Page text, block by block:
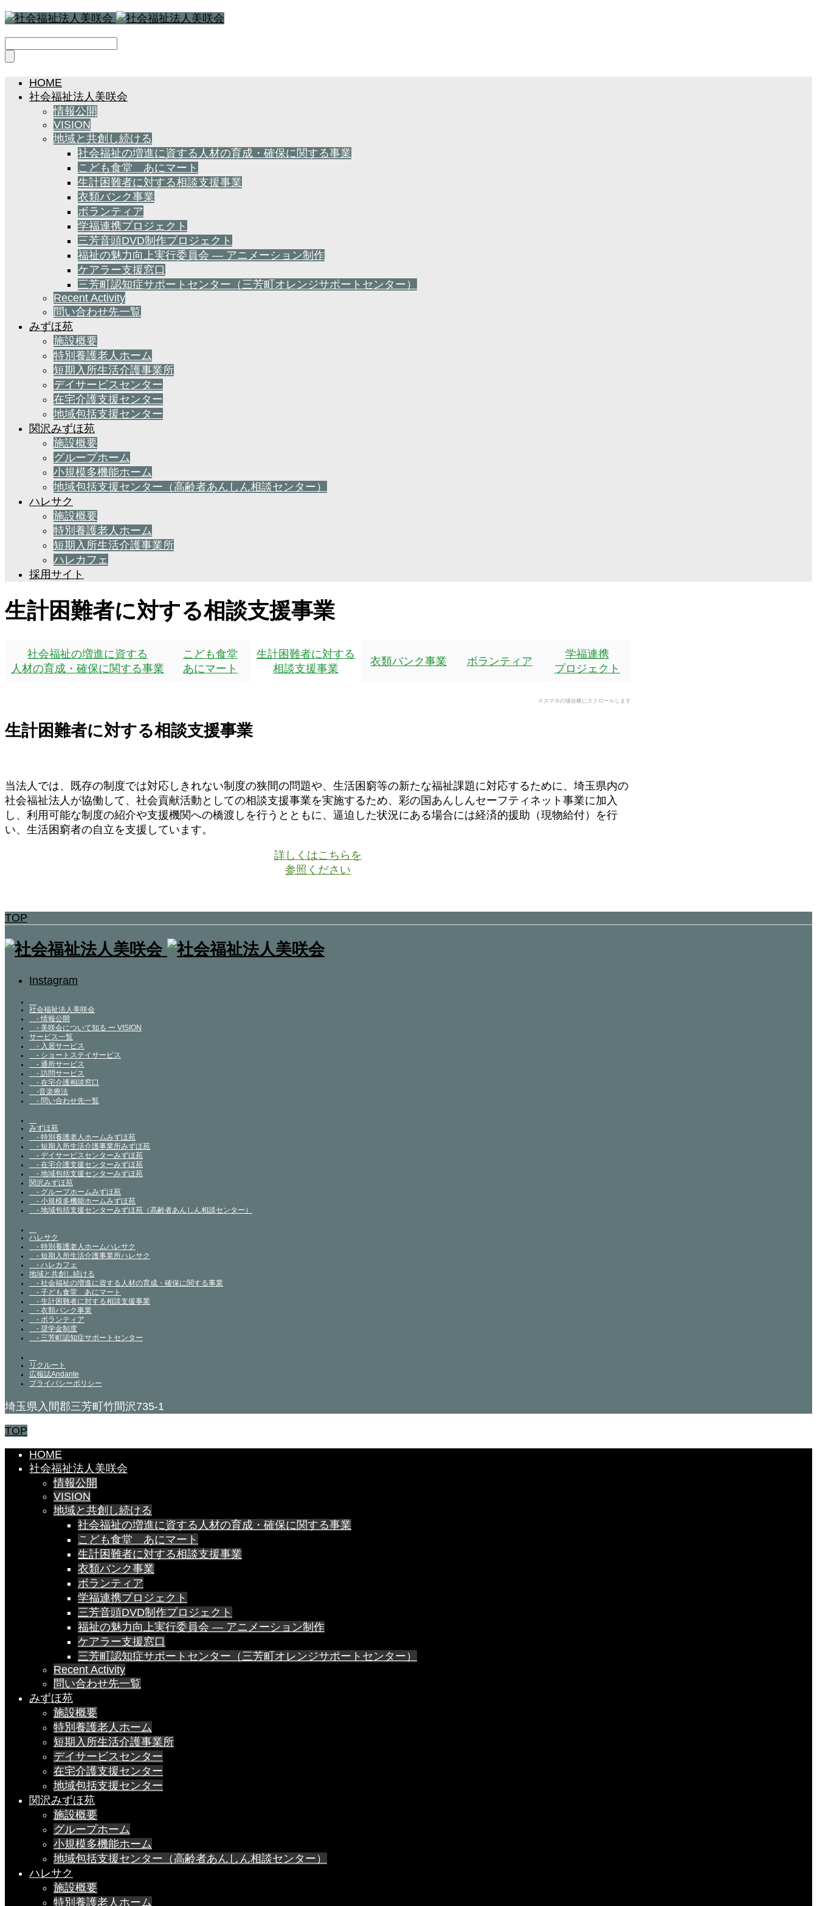
HOME
社会福祉法人美咲会
情報公開
VISION
地域と共創し続ける
社会福祉の増進に資する人材の育成・確保に関する事業
こども食堂 あにマート
生計困難者に対する相談支援事業
衣類バンク事業
ボランティア
学福連携プロジェクト
三芳音頭DVD制作プロジェクト
福祉の魅力向上実行委員会 — アニメーション制作
ケアラー支援窓口
三芳町認知症サポートセンター（三芳町オレンジサポートセンター）
Recent Activity
問い合わせ先一覧
みずほ苑
施設概要
特別養護老人ホーム
短期入所生活介護事業所
デイサービスセンター
在宅介護支援センター
地域包括支援センター
関沢みずほ苑
施設概要
グループホーム
小規模多機能ホーム
地域包括支援センター（高齢者あんしん相談センター）
ハレサク
施設概要
特別養護老人ホーム
短期入所生活介護事業所
ハレカフェ
採用サイト
生計困難者に対する相談支援事業
社会福祉の増進に資する
人材の育成・確保に関する事業
こども食堂
あにマート
生計困難者に対する
相談支援事業
衣類バンク事業 ボランティア
学福連携
プロジェクト
※スマホの場合横にスクロールします
生計困難者に対する相談支援事業
当法人では、既存の制度では対応しきれない制度の狭間の問題や、生活困窮等の新たな福祉課題に対応するために、埼玉県内の
社会福祉法人が協働して、社会貢献活動としての相談支援事業を実施するため、彩の国あんしんセーフティネット事業に加入
し、利用可能な制度の紹介や支援機関への橋渡しを行うとともに、逼迫した状況にある場合には経済的援助（現物給付）を行
い、生活困窮者の自立を支援しています。
詳しくはこちらを
参照ください
TOP
Instagram
社会福祉法人美咲会
- 情報公開
- 美咲会について知る ー VISION
サービス一覧
- 入居サービス
- ショートステイサービス
- 通所サービス
- 訪問サービス
- 在宅介護相談窓口
-音楽療法
- 問い合わせ先一覧
みずほ苑
- 特別養護老人ホームみずほ苑
- 短期入所生活介護事業所みずほ苑
- デイサービスセンターみずほ苑
- 在宅介護支援センターみずほ苑
- 地域包括支援センターみずほ苑
関沢みずほ苑
- グループホームみずほ苑
- 小規模多機能ホームみずほ苑
- 地域包括支援センターみずほ苑（高齢者あんしん相談センター）
ハレサク
- 特別養護老人ホームハレサク
- 短期入所生活介護事業所ハレサク
- ハレカフェ
地域と共創し続ける
- 社会福祉の増進に資する人材の育成・確保に関する事業
- 子ども食堂 あにマート
- 生計困難者に対する相談支援事業
- 衣類バンク事業
- ボランティア
- 奨学金制度
- 三芳町認知症サポートセンター
リクルート
広報誌Andante
プライバシーポリシー
埼玉県入間郡三芳町竹間沢735-1
TOP
HOME
社会福祉法人美咲会
情報公開
VISION
地域と共創し続ける
社会福祉の増進に資する人材の育成・確保に関する事業
こども食堂 あにマート
生計困難者に対する相談支援事業
衣類バンク事業
ボランティア
学福連携プロジェクト
三芳音頭DVD制作プロジェクト
福祉の魅力向上実行委員会 — アニメーション制作
ケアラー支援窓口
三芳町認知症サポートセンター（三芳町オレンジサポートセンター）
Recent Activity
問い合わせ先一覧
みずほ苑
施設概要
特別養護老人ホーム
短期入所生活介護事業所
デイサービスセンター
在宅介護支援センター
地域包括支援センター
関沢みずほ苑
施設概要
グループホーム
小規模多機能ホーム
地域包括支援センター（高齢者あんしん相談センター）
ハレサク
施設概要
特別養護老人ホーム